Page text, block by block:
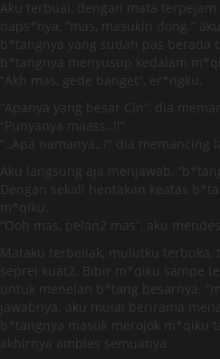
Aku terbuai, dengan mata
naps*nya, “mas, masukin dong.”
b*tangnya yang sudah pas berada
b*tangnya menyusup kedalam
“Akh mas, gede banget”, er*ngku.
“Apanya yang besar Cin”, dia
“Punyanya maass..!!”
“..Apa namanya..?” dia memancing
Aku langsung aja menjawab,
Dengan sekali hentakan keatas
m*qiku.
“Ooh mas, pelan2 mas”, aku
Mataku terbeliak, mulutku terbuka,
seprei kuat2. Bibir m*qiku sampe
untuk menelan b*tang besarnya.
jawabnya. aku mulai berirama
b*tangnya masuk merojok m*qiku
akhirnya ambles semuanya.